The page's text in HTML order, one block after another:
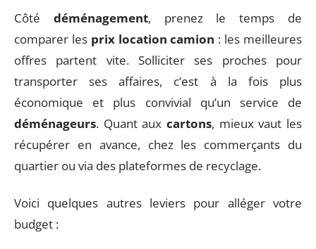
Côté déménagement, prenez le temps de
comparer les prix location camion : les meilleures
offres partent vite. Solliciter ses proches pour
transporter ses affaires, c’est à la fois plus
économique et plus convivial qu’un service de
déménageurs. Quant aux cartons, mieux vaut les
récupérer en avance, chez les commerçants du
quartier ou via des plateformes de recyclage.
Voici quelques autres leviers pour alléger votre
budget :